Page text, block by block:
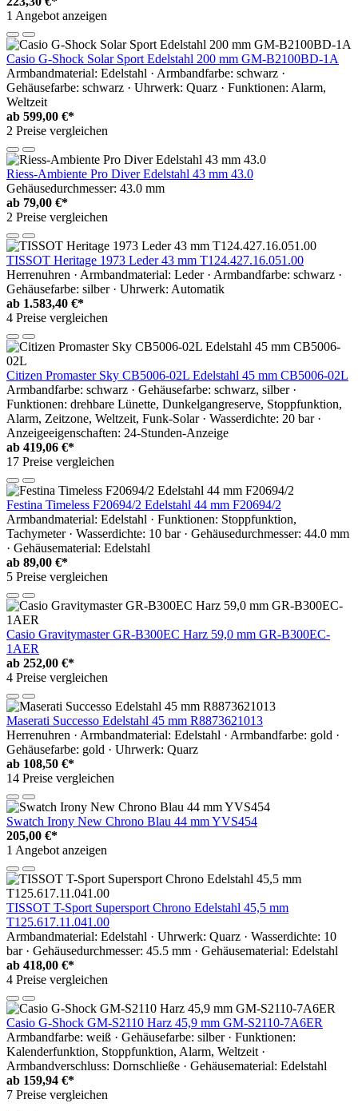
1 Angebot anzeigen
Casio G-Shock Solar Sport Edelstahl 200 mm GM-B2100BD-1A
Armbandmaterial: Edelstahl · Armbandfarbe: schwarz ·
Gehäusefarbe: schwarz · Uhrwerk: Quarz · Funktionen: Alarm,
Weltzeit
ab 599,00 €*
2 Preise vergleichen
Riess-Ambiente Pro Diver Edelstahl 43 mm 43.0
Gehäusedurchmesser: 43.0 mm
ab 79,00 €*
2 Preise vergleichen
TISSOT Heritage 1973 Leder 43 mm T124.427.16.051.00
Herrenuhren · Armbandmaterial: Leder · Armbandfarbe: schwarz ·
Gehäusefarbe: silber · Uhrwerk: Automatik
ab 1.583,40 €*
4 Preise vergleichen
Citizen Promaster Sky CB5006-02L Edelstahl 45 mm CB5006-02L
Armbandfarbe: schwarz · Gehäusefarbe: schwarz, silber ·
Funktionen: drehbare Lünette, Dunkelgangreserve, Stoppfunktion,
Alarm, Zeitzone, Weltzeit, Funk-Solar · Wasserdichte: 20 bar ·
Anzeigeeigenschaften: 24-Stunden-Anzeige
ab 419,06 €*
17 Preise vergleichen
Festina Timeless F20694/2 Edelstahl 44 mm F20694/2
Armbandmaterial: Edelstahl · Funktionen: Stoppfunktion,
Tachymeter · Wasserdichte: 10 bar · Gehäusedurchmesser: 44.0 mm
· Gehäusematerial: Edelstahl
ab 89,00 €*
5 Preise vergleichen
Casio Gravitymaster GR-B300EC Harz 59,0 mm GR-B300EC-
1AER
ab 252,00 €*
4 Preise vergleichen
Maserati Successo Edelstahl 45 mm R8873621013
Herrenuhren · Armbandmaterial: Edelstahl · Armbandfarbe: gold ·
Gehäusefarbe: gold · Uhrwerk: Quarz
ab 108,50 €*
14 Preise vergleichen
Swatch Irony New Chrono Blau 44 mm YVS454
205,00 €*
1 Angebot anzeigen
TISSOT T-Sport Supersport Chrono Edelstahl 45,5 mm
T125.617.11.041.00
Armbandmaterial: Edelstahl · Uhrwerk: Quarz · Wasserdichte: 10
bar · Gehäusedurchmesser: 45.5 mm · Gehäusematerial: Edelstahl
ab 418,00 €*
4 Preise vergleichen
Casio G-Shock GM-S2110 Harz 45,9 mm GM-S2110-7A6ER
Armbandfarbe: weiß · Gehäusefarbe: silber · Funktionen:
Kalenderfunktion, Stoppfunktion, Alarm, Weltzeit ·
Armbandverschluss: Dornschließe · Gehäusematerial: Edelstahl
ab 159,94 €*
7 Preise vergleichen